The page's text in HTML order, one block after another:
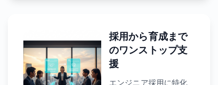
採用から育成まで
のワンストップ支
援
エンジニア採用に特化